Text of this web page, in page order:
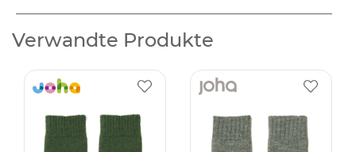
Verwandte Produkte